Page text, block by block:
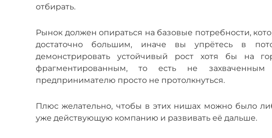
отбирать.
Рынок должен опираться на базовые потребности,
достаточно большим, иначе вы упрётесь в
демонстрировать устойчивый рост хотя бы на
фрагментированным, то есть не
предпринимателю просто не протолкнуться.
Плюс желательно, чтобы в этих нишах можно было
уже действующую компанию и развивать её дальше.